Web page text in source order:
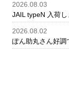
2026.08.03
JAIL typeN 入荷し
2026.08.02
ぽん助丸さん好調